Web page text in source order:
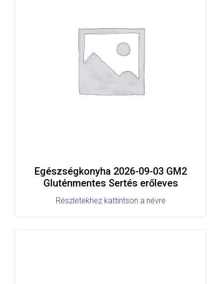
Egészségkonyha 2026-09-03 GM2
Gluténmentes Sertés erőleves
Részletekhez kattintson a névre